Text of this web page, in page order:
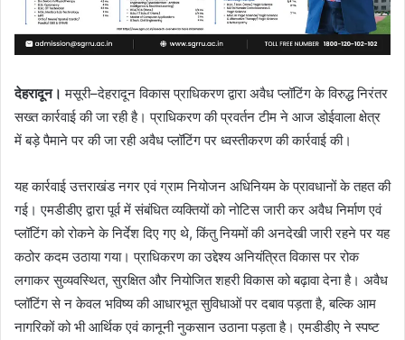
देहरादून।मसूरी–देहरादून विकास प्राधिकरण द्वारा अवैध प्लॉटिंग के विरुद्ध निरंतर
सख्त कार्रवाई की जा रही है। प्राधिकरण की प्रवर्तन टीम ने आज डोईवाला क्षेत्र
में बड़े पैमाने पर की जा रही अवैध प्लॉटिंग पर ध्वस्तीकरण की कार्रवाई की।
यह कार्रवाई उत्तराखंड नगर एवं ग्राम नियोजन अधिनियम के प्रावधानों के तहत की
गई। एमडीडीए द्वारा पूर्व में संबंधित व्यक्तियों को नोटिस जारी कर अवैध निर्माण एवं
प्लॉटिंग को रोकने के निर्देश दिए गए थे, किंतु नियमों की अनदेखी जारी रहने पर यह
कठोर कदम उठाया गया। प्राधिकरण का उद्देश्य अनियंत्रित विकास पर रोक
लगाकर सुव्यवस्थित, सुरक्षित और नियोजित शहरी विकास को बढ़ावा देना है। अवैध
प्लॉटिंग से न केवल भविष्य की आधारभूत सुविधाओं पर दबाव पड़ता है, बल्कि आम
नागरिकों को भी आर्थिक एवं कानूनी नुकसान उठाना पड़ता है। एमडीडीए ने स्पष्ट